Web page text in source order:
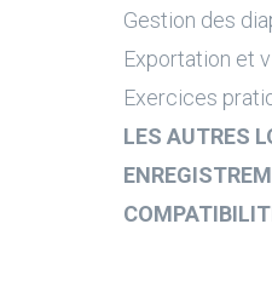
Gestion des
Exportation et
Exercices
LES AUTRES